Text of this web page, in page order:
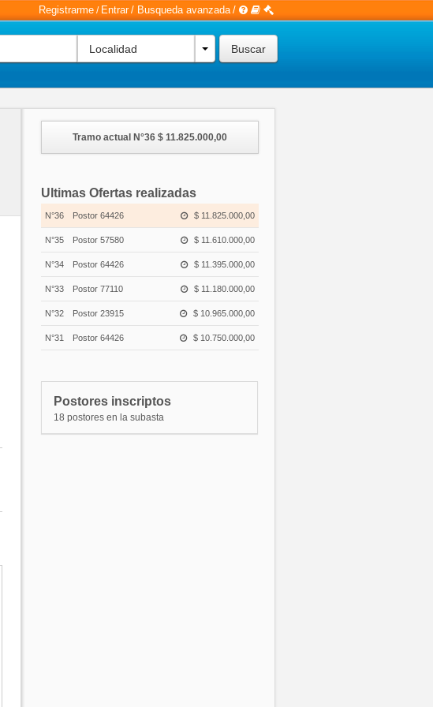
Registrarme / Entrar / Busqueda avanzada /
Localidad
Tramo actual N°36 $ 11.825.000,00
Ultimas Ofertas realizadas
N°36 Postor 64426 $ 11.825.000,00
N°35 Postor 57580 $ 11.610.000,00
N°34 Postor 64426 $ 11.395.000,00
N°33 Postor 77110 $ 11.180.000,00
N°32 Postor 23915 $ 10.965.000,00
N°31 Postor 64426 $ 10.750.000,00
N°27 Postor 18135 $ 9.890.000,00
Postores inscriptos
18 postores en la subasta